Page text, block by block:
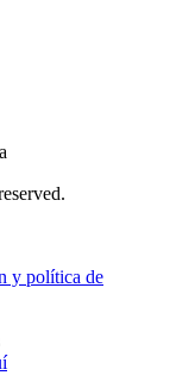
y política de